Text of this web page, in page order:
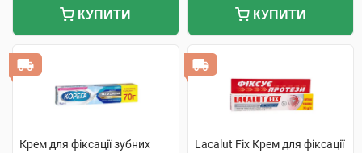
КУПИТИ КУПИТИ
Крем для фіксації зубних
Lacalut Fix Крем для фіксації